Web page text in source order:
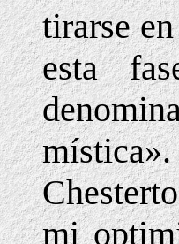
tirarse
esta
mi